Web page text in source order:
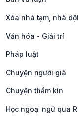
Xóa nhà tạm, nhà
Văn hóa - Giải trí
Pháp luật
Chuyện người già
Chuyện thầm kín
Học ngoại ngữ qua